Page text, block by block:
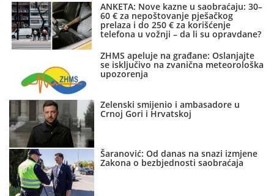
ANKETA: Nove kazne u saobraćaju: 30–
60 € za nepoštovanje pješačkog
prelaza i do 250 € za korišćenje
telefona u vožnji – da li su opravdane?
ZHMS apeluje na građane: Oslanjajte
se isključivo na zvanična meteorološka
upozorenja
Zelenski smijenio i ambasadore u
Crnoj Gori i Hrvatskoj
Šaranović: Od danas na snazi izmjene
Zakona o bezbjednosti saobraćaja